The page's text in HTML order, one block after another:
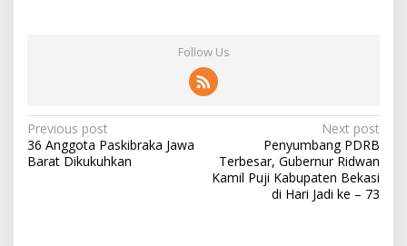
Follow Us
Post
navigation
Previous post
36 Anggota Paskibraka Jawa
Barat Dikukuhkan
Next post
Penyumbang PDRB
Terbesar, Gubernur Ridwan
Kamil Puji Kabupaten Bekasi
di Hari Jadi ke – 73